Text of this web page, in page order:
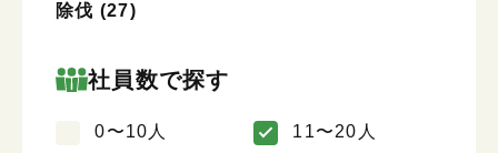
除伐 (27)
社員数で探す
0〜10人
11〜20人